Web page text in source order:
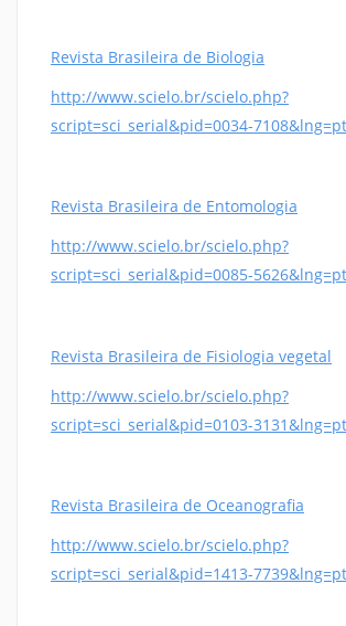
Revista Brasileira de Biologia
http://www.scielo.br/scielo.php?
script=sci_serial&pid=0034-
Revista Brasileira de Entomologia
http://www.scielo.br/scielo.php?
script=sci_serial&pid=0085-
Revista Brasileira de Fisiologia vegetal
http://www.scielo.br/scielo.php?
script=sci_serial&pid=0103-
Revista Brasileira de Oceanografia
http://www.scielo.br/scielo.php?
script=sci_serial&pid=1413-